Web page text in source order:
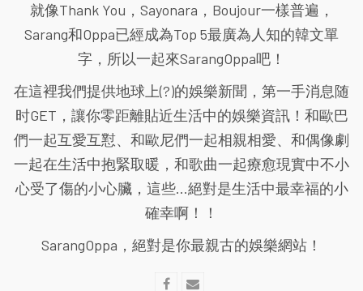
就像Thank You，Sayonara，Boujour一樣普遍，
Sarang和Oppa已經成為Top 5最廣為人知的韓文單
字，所以一起來SarangOppa吧！
在這裡我們提供地球上(?)的娛樂新聞，第一手消息随
时GET，讓你零距離貼近生活中的娛樂資訊！和歐巴
們一起互愛互懟、和歐尼們一起相親相愛、和偶像劇
一起在生活中抱緊取暖，和歌曲一起療愈現實中不小
心受了傷的小心臟，這些...絕對是生活中最幸福的小
確幸啊！！
SarangOppa，絕對是你最親古的娛樂網站！